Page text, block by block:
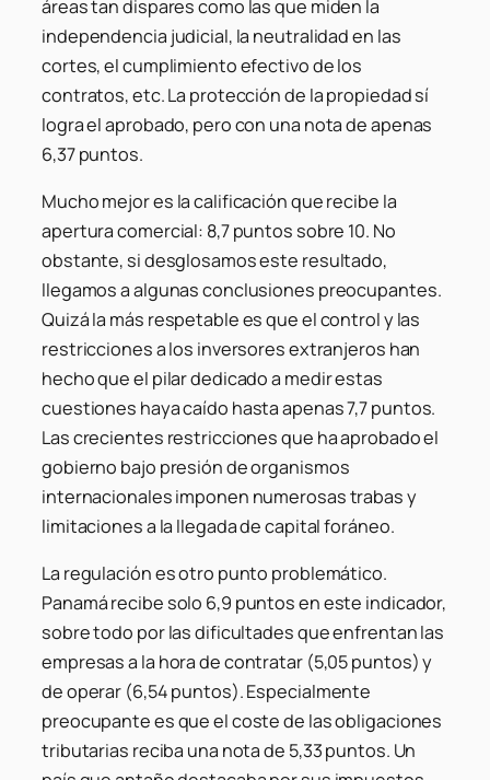
áreas tan dispares como las que miden la
independencia judicial, la neutralidad en las
cortes, el cumplimiento efectivo de los
contratos, etc. La protección de la propiedad sí
logra el aprobado, pero con una nota de apenas
6,37 puntos.
Mucho mejor es la calificación que recibe la
apertura comercial: 8,7 puntos sobre 10. No
obstante, si desglosamos este resultado,
llegamos a algunas conclusiones preocupantes.
Quizá la más respetable es que el control y las
restricciones a los inversores extranjeros han
hecho que el pilar dedicado a medir estas
cuestiones haya caído hasta apenas 7,7 puntos.
Las crecientes restricciones que ha aprobado el
gobierno bajo presión de organismos
internacionales imponen numerosas trabas y
limitaciones a la llegada de capital foráneo.
La regulación es otro punto problemático.
Panamá recibe solo 6,9 puntos en este indicador,
sobre todo por las dificultades que enfrentan las
empresas a la hora de contratar (5,05 puntos) y
de operar (6,54 puntos). Especialmente
preocupante es que el coste de las obligaciones
tributarias reciba una nota de 5,33 puntos. Un